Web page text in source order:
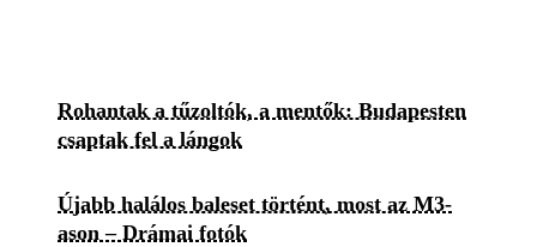
Rohantak a tűzoltók, a mentők: Budapesten
csaptak fel a lángok
Újabb halálos baleset történt, most az M3-
ason – Drámai fotók